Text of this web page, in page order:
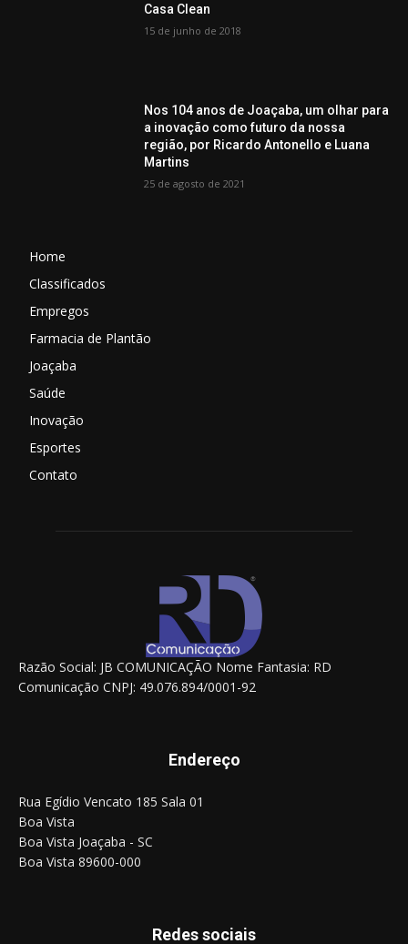
Casa Clean
15 de junho de 2018
Nos 104 anos de Joaçaba, um olhar para
a inovação como futuro da nossa
região, por Ricardo Antonello e Luana
Martins
25 de agosto de 2021
Home
Classificados
Empregos
Farmacia de Plantão
Joaçaba
Saúde
Inovação
Esportes
Contato
Razão Social: JB COMUNICAÇÃO Nome Fantasia: RD
Comunicação CNPJ: 49.076.894/0001-92
Endereço
Rua Egídio Vencato 185 Sala 01
Boa Vista
Boa Vista Joaçaba - SC
Boa Vista 89600-000
Redes sociais